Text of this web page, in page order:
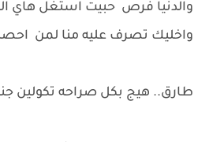
والدنيا فرص حبيت استغل هاي
واخليك تصرف عليه منا لمن
طارق.. هيج بكل صراحه تكولين